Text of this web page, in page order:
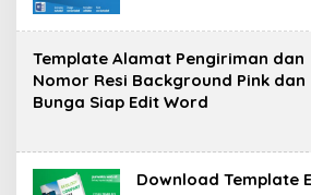
Template Alamat Pengiriman dan
Nomor Resi Background Pink dan
Bunga Siap Edit Word
Download Template